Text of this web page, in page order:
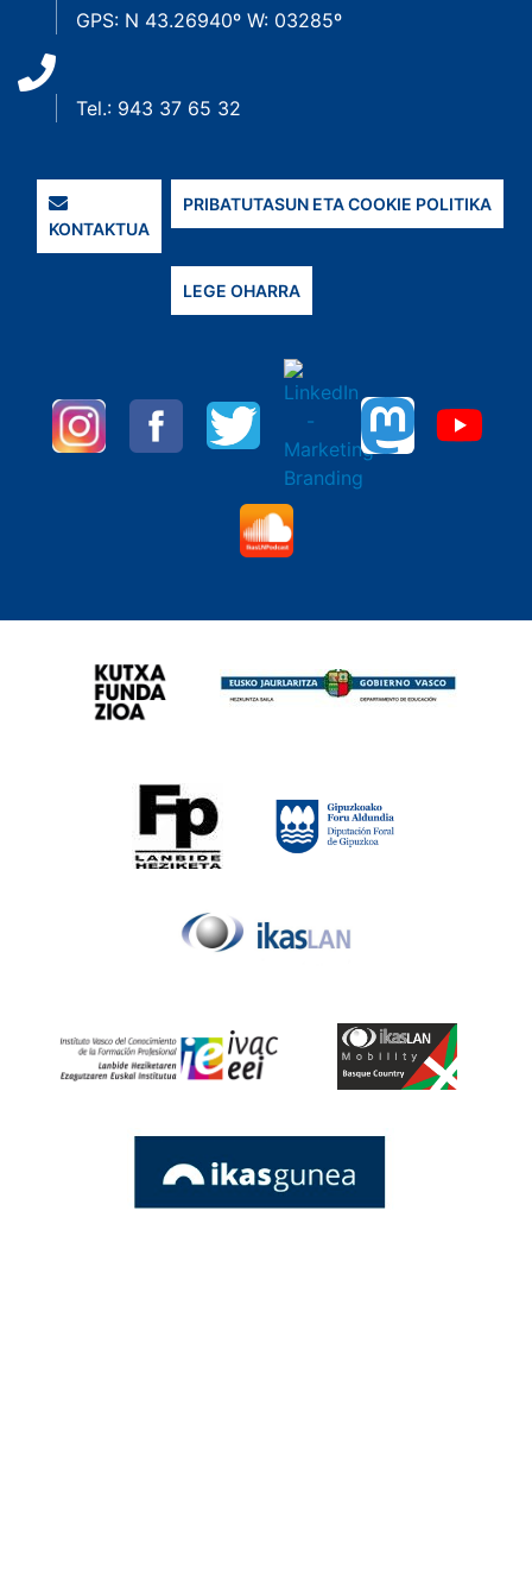
GPS: N 43.26940º W: 03285º
Tel.: 943 37 65 32
KONTAKTUA
PRIBATUTASUN ETA COOKIE POLITIKA
LEGE OHARRA